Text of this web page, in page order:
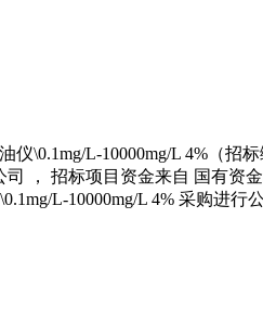
\0.1mg/L-10000mg/L 4%（招
， 招标项目资金来自 国有资
L-10000mg/L 4% 采购进行